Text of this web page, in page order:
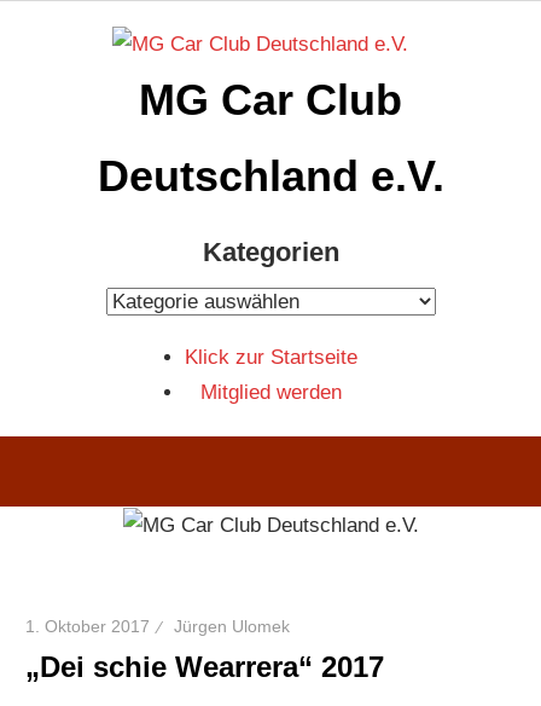
MG Car Club
Deutschland e.V.
Kategorien
Kategorien
Klick zur Startseite
Mitglied werden
1. Oktober 2017 Jürgen Ulomek
„Dei schie Wearrera“ 2017